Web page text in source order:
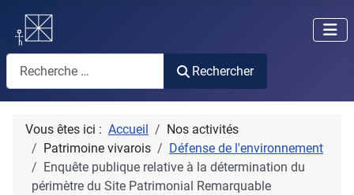
Rechercher
Rechercher
Vous êtes ici : Accueil
Nos activités
Patrimoine vivarois
Défense de l'environnement
Enquête publique relative à la détermination du
périmètre du Site Patrimonial Remarquable